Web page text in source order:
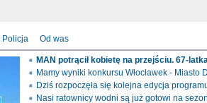
» Od czerwca rozpoczął się nowy okres
» Policjanci ruchu drogowego przeprowadzili na
Policja Od was
MAN potrącił kobietę na przejściu. 67-
Mamy wyniki konkursu Włocławek - Miasto
Dziś rozpoczęła się kolejna edycja
Nasi ratownicy wodni są już gotowi na